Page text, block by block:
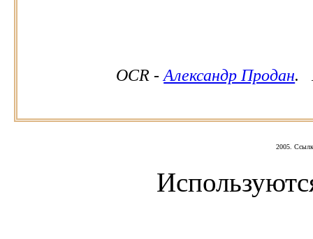
ОСR -Александр Продан.
2005.